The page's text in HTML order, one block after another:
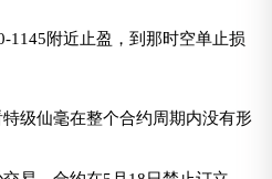
1145附近止盈，到那时空单止损
级仙毫在整个合约周期内没有形